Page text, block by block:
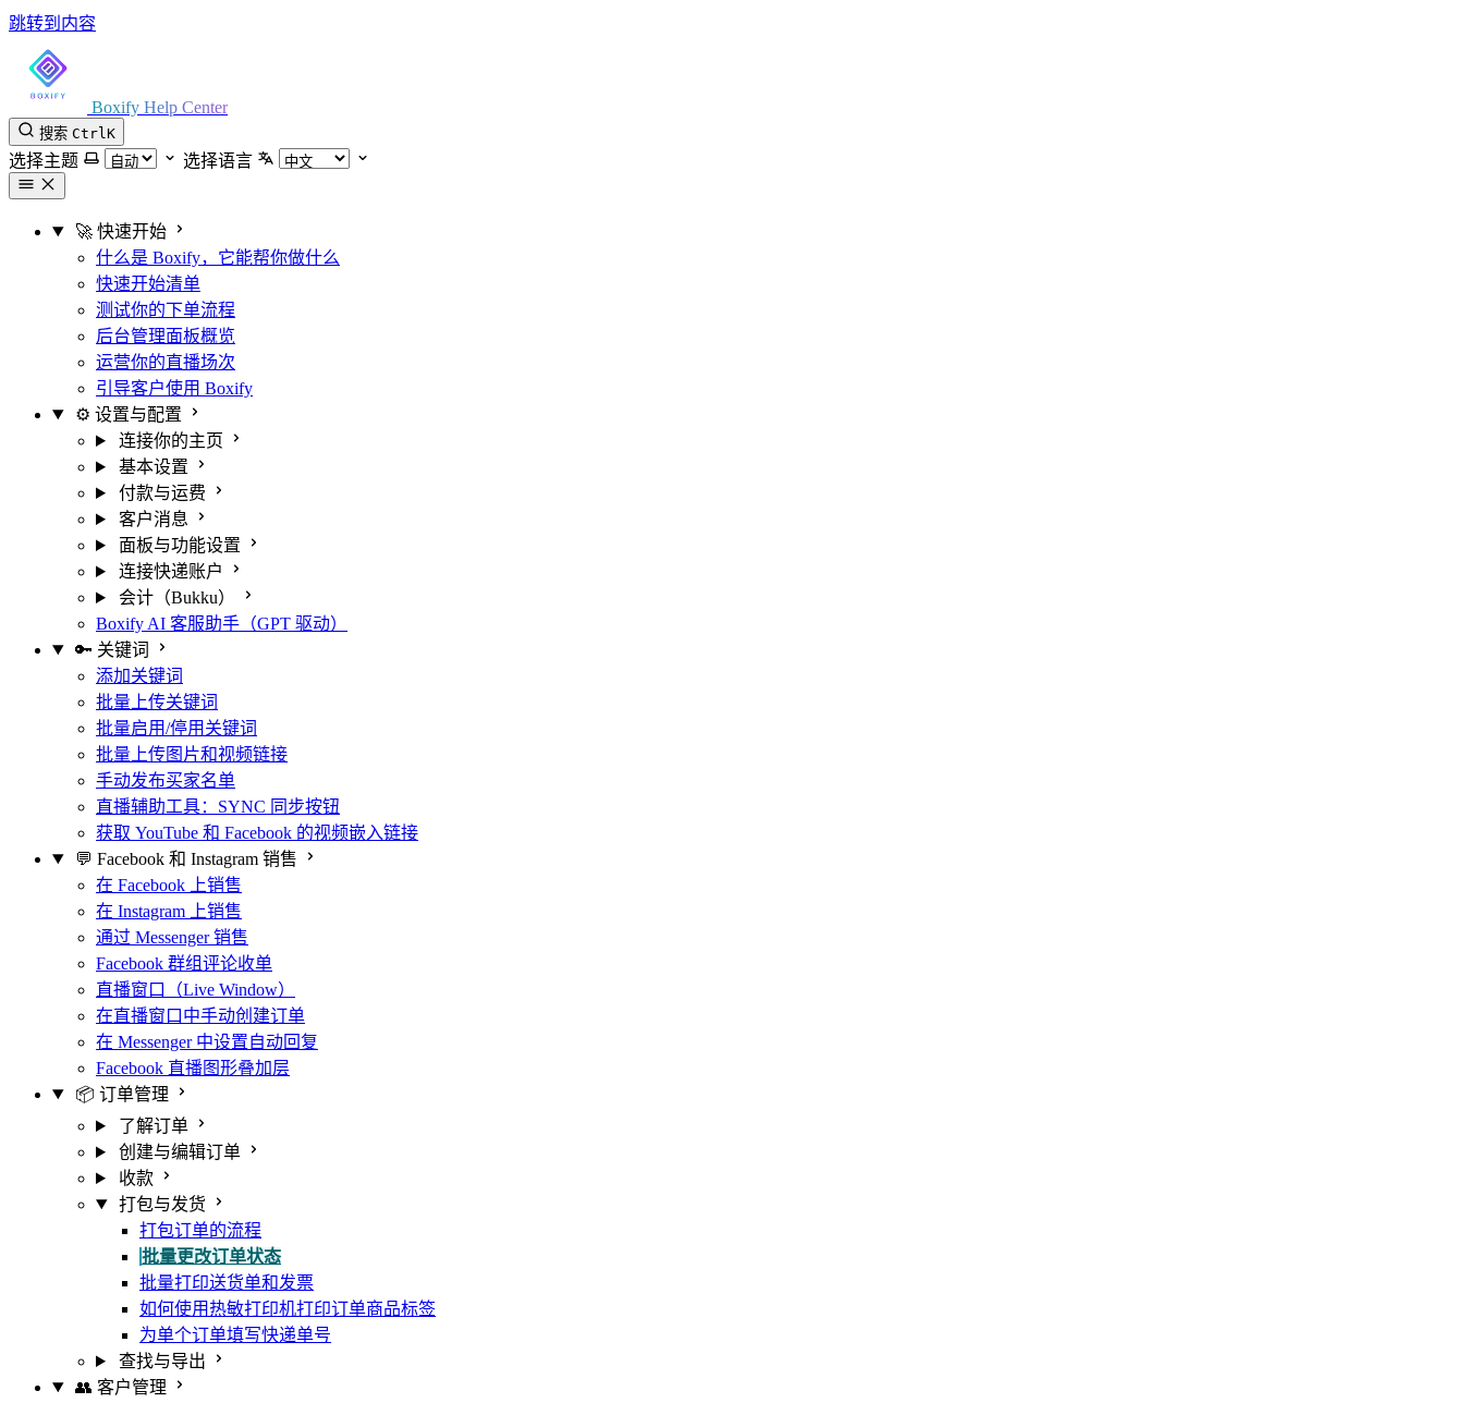
跳转到内容
Boxify Help Center
搜索 CtrlK
选择主题 选择语言
🚀 快速开始
什么是 Boxify，它能帮你做什么
快速开始清单
测试你的下单流程
后台管理面板概览
运营你的直播场次
引导客户使用 Boxify
⚙️ 设置与配置
连接你的主页
基本设置
付款与运费
客户消息
面板与功能设置
连接快递账户
会计（Bukku）
Boxify AI 客服助手（GPT 驱动）
🔑 关键词
添加关键词
批量上传关键词
批量启用/停用关键词
批量上传图片和视频链接
手动发布买家名单
直播辅助工具：SYNC 同步按钮
获取 YouTube 和 Facebook 的视频嵌入链接
💬 Facebook 和 Instagram 销售
在 Facebook 上销售
在 Instagram 上销售
通过 Messenger 销售
Facebook 群组评论收单
直播窗口（Live Window）
在直播窗口中手动创建订单
在 Messenger 中设置自动回复
Facebook 直播图形叠加层
📦 订单管理
了解订单
创建与编辑订单
收款
打包与发货
打包订单的流程
批量更改订单状态
批量打印送货单和发票
如何使用热敏打印机打印订单商品标签
为单个订单填写快递单号
查找与导出
👥 客户管理